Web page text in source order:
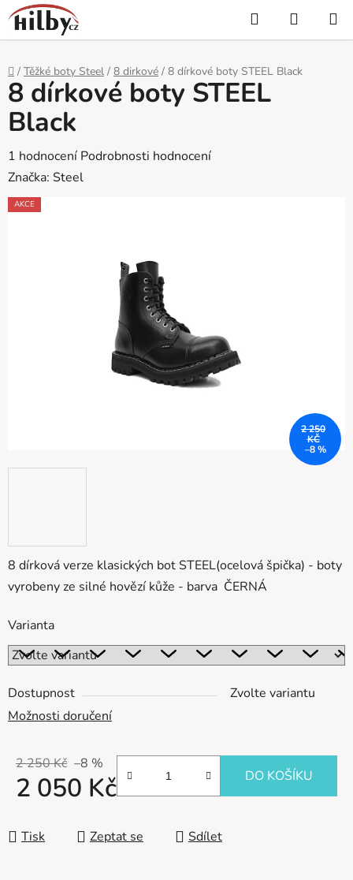
Přejít
na
obsah
Hledat
KOŠÍK
Domů
/ Těžké boty Steel / 8 dirkové / 8 dírkové boty STEEL Black
8 dírková verze klasických bot STEEL(ocelová špička) - boty
vyrobeny ze silné hovězí kůže - barva ČERNÁ
Varianta
Dostupnost
Zvolte variantu
Možnosti doručení
2 250 Kč –8 %
2 050 Kč DO KOŠÍKU
Tisk Zeptat se Sdílet
8 dírkové boty STEEL
Black
Průměrné
hodnocení
produktu
1 hodnocení Podrobnosti hodnocení
Značka: Steel
AKCE
2 250
KČ
–8 %